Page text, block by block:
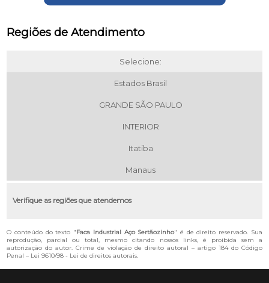
Regiões de Atendimento
Selecione:
Estados Brasil
GRANDE SÃO PAULO
INTERIOR
Itatiba
Manaus
Verifique as regiões que atendemos
O conteúdo do texto "Faca Industrial Aço Sertãozinho" é de direito reservado. Sua
reprodução, parcial ou total, mesmo citando nossos links, é proibida sem a
autorização do autor. Crime de violação de direito autoral – artigo 184 do Código
Penal – Lei 9610/98 - Lei de direitos autorais.